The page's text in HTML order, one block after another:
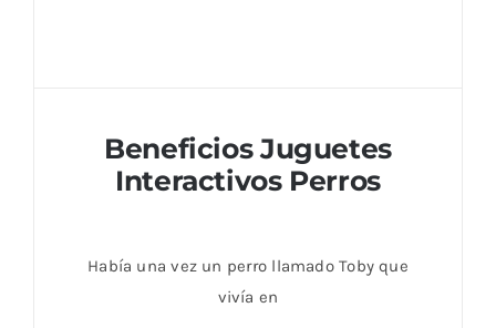
Beneficios Juguetes
Interactivos Perros
Había una vez un perro llamado Toby que
vivía en